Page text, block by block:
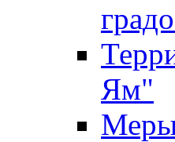
Ям"
Меры